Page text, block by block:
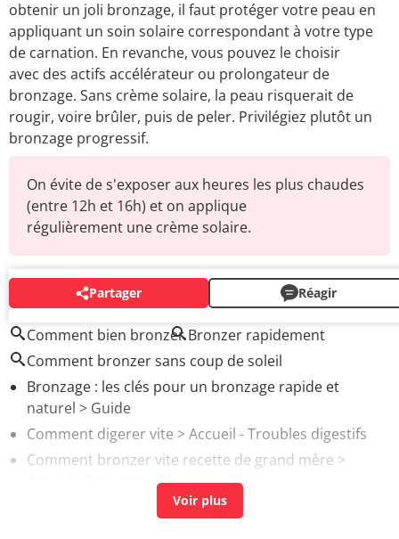
obtenir un joli bronzage, il faut protéger votre peau en
appliquant un soin solaire correspondant à votre type
de carnation. En revanche, vous pouvez le choisir
avec des actifs accélérateur ou prolongateur de
bronzage. Sans crème solaire, la peau risquerait de
rougir, voire brûler, puis de peler. Privilégiez plutôt un
bronzage progressif.
On évite de s'exposer aux heures les plus chaudes
(entre 12h et 16h) et on applique
régulièrement une crème solaire.
Partager Réagir
AUTOUR DU MÊME SUJET
Comment bien bronzer Bronzer rapidement
Comment bronzer sans coup de soleil
Bronzage : les clés pour un bronzage rapide et
naturel > Guide
Comment digerer vite > Accueil - Troubles digestifs
Comment bronzer vite recette de grand mère >
Son d'avoine pour maigrir vite